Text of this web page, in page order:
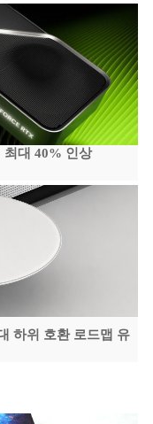
최대 40% 인상
하위 호환 로드맵 유